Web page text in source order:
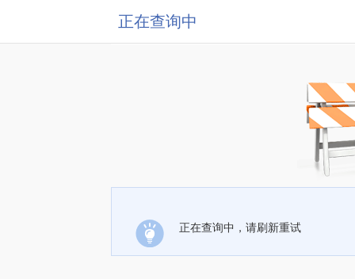
正在查询中
正在查询中，请刷新重试